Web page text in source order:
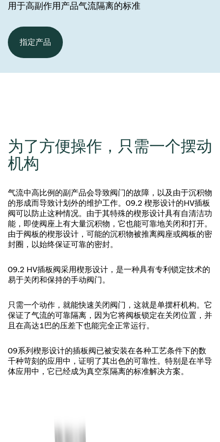
用于高副作用产品气流隔离的标准
指定产品
为了方便操作，只需一个摆动
机构
气流中高比例的副产品会导致阀门的故障，以及由于沉积物
的形成而导致计划外的维护工作。09.2 楔形设计的HV插板
阀可以防止这种情况。由于其特殊的楔形设计具有自清洁功
能，即使阀座上有大量沉积物，它也能可靠地关闭和打开。
由于阀板的楔形设计，可能的沉积物被推离阀座或阀板的密
封圈，以始终保证可靠的密封。
09.2 HV插板阀采用楔形设计，是一种具有专利锁定技术的
易于关闭和保持的手动阀门。
只需一个动作，就能快速关闭阀门，这就是单摆杆机构。它
保证了气流的可靠隔离，因为它将阀板锁定在关闭位置，并
且在高达1巴的压差下也能完全正常运行。
09系列楔形设计的插板阀已被安装在各种工艺条件下的数
千种苛刻的应用中，证明了其出色的可靠性。特别是在半导
体应用中，它已经成为真空泵隔离的标准解决方案。